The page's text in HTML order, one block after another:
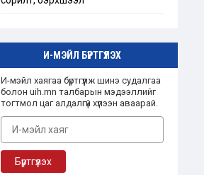
И-МЭЙЛ БҮРТГҮҮЛЭХ
И-мэйл хаягаа бүртгүүлж шинэ судалгаа
болон uih.mn талбарын мэдээллийг
тогтмол цаг алдалгүй хүлээн аваарай.